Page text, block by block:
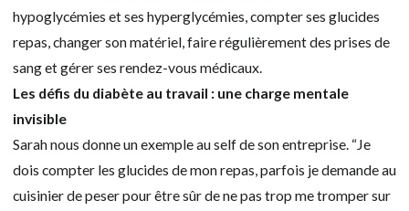
hypoglycémies et ses hyperglycémies, compter ses glucides
repas, changer son matériel, faire régulièrement des prises de
sang et gérer ses rendez-vous médicaux.
Les défis du diabète au travail : une charge mentale
invisible
Sarah nous donne un exemple au self de son entreprise. “Je
dois compter les glucides de mon repas, parfois je demande au
cuisinier de peser pour être sûr de ne pas trop me tromper sur